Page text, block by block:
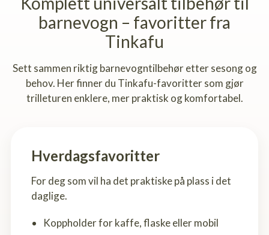
barnevogn – favoritter fra
Tinkafu
Sett sammen riktig barnevogntilbehør etter sesong og
behov. Her finner du Tinkafu-favoritter som gjør
trilleturen enklere, mer praktisk og komfortabel.
Hverdagsfavoritter
For deg som vil ha det praktiske på plass i det
daglige.
Koppholder for kaffe, flaske eller mobil